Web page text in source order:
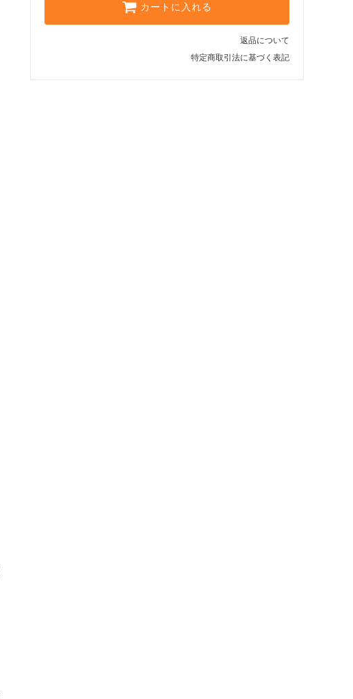
カートに入れる
返品について
特定商取引法に基づく表記